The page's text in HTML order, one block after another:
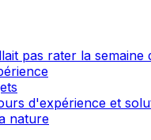
pas rater la semaine
d'expérience et
nature